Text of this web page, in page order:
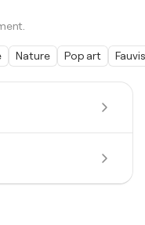
Nature Pop art